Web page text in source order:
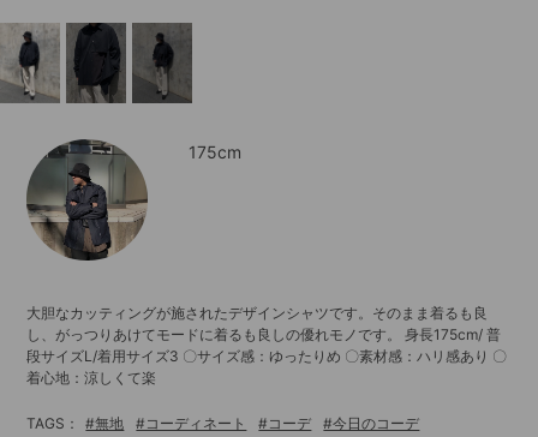
175cm
大胆なカッティングが施されたデザインシャツです。そのまま着るも良
し、がっつりあけてモードに着るも良しの優れモノです。 身長175cm/ 普
段サイズL/着用サイズ3 〇サイズ感：ゆったりめ 〇素材感：ハリ感あり 〇
着心地：涼しくて楽
TAGS： #無地 #コーディネート #コーデ
#今日のコーデ